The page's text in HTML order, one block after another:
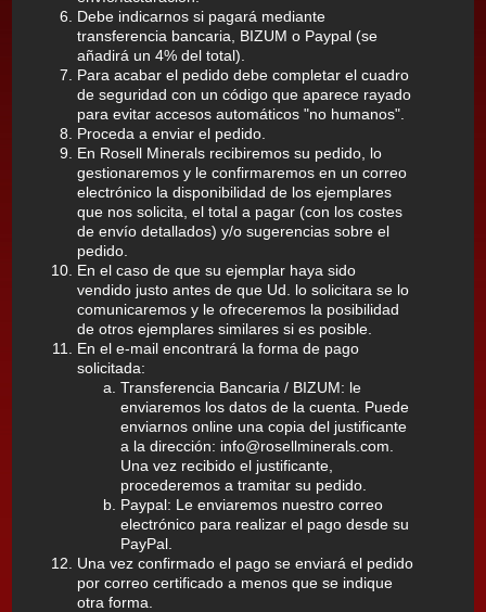
Debe indicarnos si pagará mediante
transferencia bancaria, BIZUM o Paypal (se
añadirá un 4% del total).
Para acabar el pedido debe completar el cuadro
de seguridad con un código que aparece rayado
para evitar accesos automáticos "no humanos".
Proceda a enviar el pedido.
En Rosell Minerals recibiremos su pedido, lo
gestionaremos y le confirmaremos en un correo
electrónico la disponibilidad de los ejemplares
que nos solicita, el total a pagar (con los costes
de envío detallados) y/o sugerencias sobre el
pedido.
En el caso de que su ejemplar haya sido
vendido justo antes de que Ud. lo solicitara se lo
comunicaremos y le ofreceremos la posibilidad
de otros ejemplares similares si es posible.
En el e-mail encontrará la forma de pago
solicitada:
Transferencia Bancaria / BIZUM: le
enviaremos los datos de la cuenta. Puede
enviarnos online una copia del justificante
a la dirección: info@rosellminerals.com.
Una vez recibido el justificante,
procederemos a tramitar su pedido.
Paypal: Le enviaremos nuestro correo
electrónico para realizar el pago desde su
PayPal.
Una vez confirmado el pago se enviará el pedido
por correo certificado a menos que se indique
otra forma.